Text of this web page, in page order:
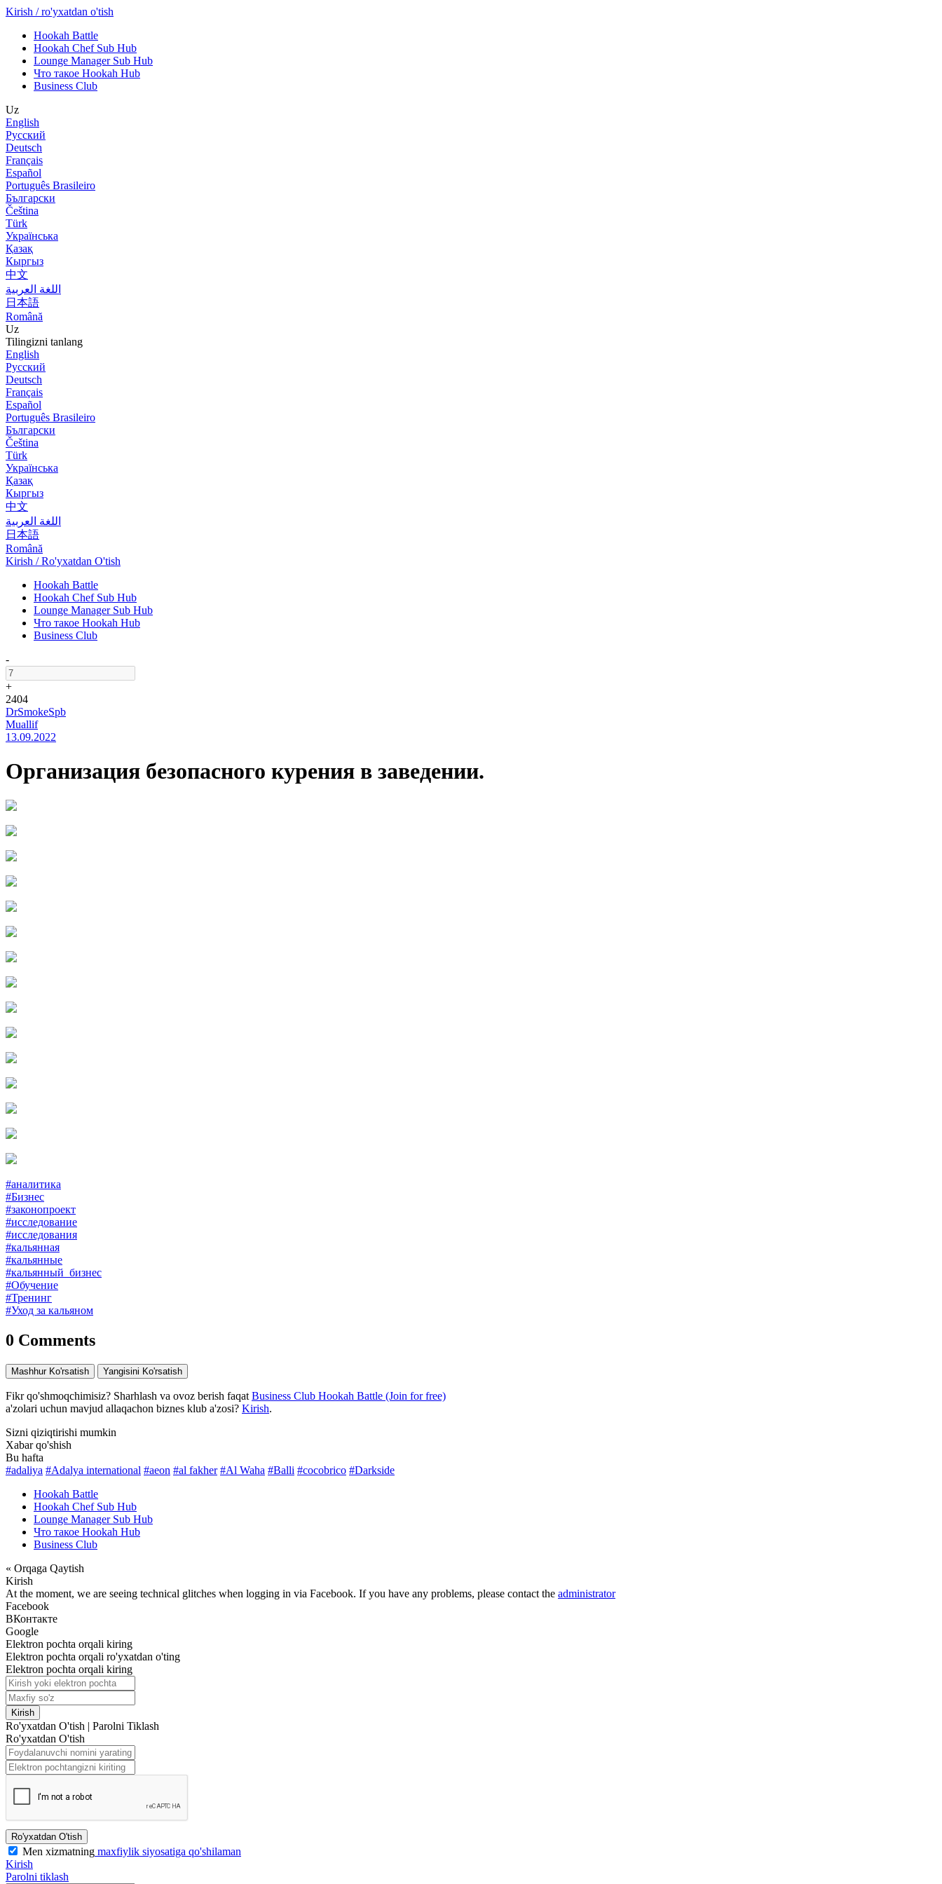
Kirish / ro'yxatdan o'tish
Hookah Battle
Hookah Chef Sub Hub
Lounge Manager Sub Hub
Что такое Hookah Hub
Business Club
Uz
English
Русский
Deutsch
Français
Español
Português Brasileiro
Български
Čeština
Türk
Українська
Қазақ
Кыргыз
中文
اللغة العربية
日本語
Română
Uz
Tilingizni tanlang
English
Русский
Deutsch
Français
Español
Português Brasileiro
Български
Čeština
Türk
Українська
Қазақ
Кыргыз
中文
اللغة العربية
日本語
Română
Kirish / Ro'yxatdan O'tish
Hookah Battle
Hookah Chef Sub Hub
Lounge Manager Sub Hub
Что такое Hookah Hub
Business Club
-
+
2404
DrSmokeSpb
Muallif
13.09.2022
Организация безопасного курения в заведении.
#аналитика
#Бизнес
#законопроект
#исследование
#исследования
#кальянная
#кальянные
#кальянный_бизнес
#Обучение
#Тренинг
#Уход за кальяном
0 Comments
Mashhur Ko'rsatish Yangisini Ko'rsatish
Fikr qo'shmoqchimisiz? Sharhlash va ovoz berish faqat Business Club Hookah Battle (Join for free)
a'zolari uchun mavjud allaqachon biznes klub a'zosi? Kirish.
Sizni qiziqtirishi mumkin
Xabar qo'shish
Bu hafta
#adaliya #Adalya international #aeon #al fakher #Al Waha #Balli #cocobrico #Darkside
Hookah Battle
Hookah Chef Sub Hub
Lounge Manager Sub Hub
Что такое Hookah Hub
Business Club
« Orqaga Qaytish
Kirish
At the moment, we are seeing technical glitches when logging in via Facebook. If you have any problems, please contact the administrator
Facebook
ВКонтакте
Google
Elektron pochta orqali kiring
Elektron pochta orqali ro'yxatdan o'ting
Elektron pochta orqali kiring
Kirish
Ro'yxatdan O'tish | Parolni Tiklash
Ro'yxatdan O'tish
Ro'yxatdan O'tish
Men xizmatning maxfiylik siyosatiga qo'shilaman
Kirish
Parolni tiklash